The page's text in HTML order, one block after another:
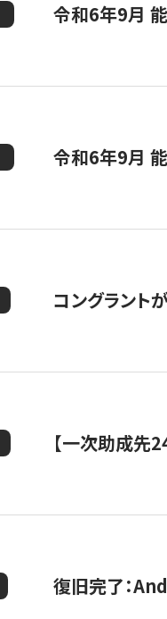
令和6年9月
令和6年9月 能
コングラント
【一次助成先
復旧完了：